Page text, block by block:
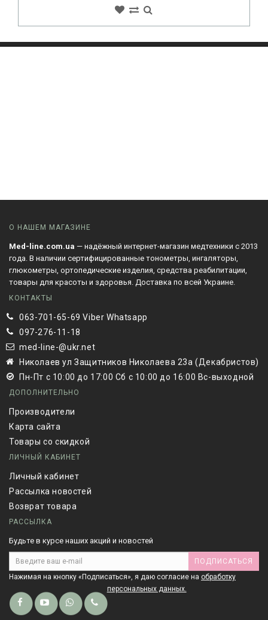
О НАШЕМ МАГАЗИНЕ
Med-line.com.ua — надёжный интернет-магазин медтехники с 2013
года. В наличии сертифицированные тонометры, ингаляторы,
глюкометры, ортопедические изделия, средства реабилитации,
товары для красоты и здоровья. Доставка по всей Украине.
КОНТАКТЫ
063-701-65-69 Viber Whatsapp
097-276-11-18
med-line-@ukr.net
Николаев ул Защитников Николаева 23а (Декабристов)
Пн-Пт с 10:00 до 17:00 Сб с 10:00 до 16:00 Вс-выходной
ДОПОЛНИТЕЛЬНО
Производители
Карта сайта
Товары со скидкой
ЛИЧНЫЙ КАБИНЕТ
Личный кабинет
Рассылка новостей
Возврат товара
РАССЫЛКА
Будьте в курсе наших акций и новостей
ПОДПИСАТЬСЯ
Нажимая на кнопку «Подписаться», я даю cогласие на обработку
персональных данных.